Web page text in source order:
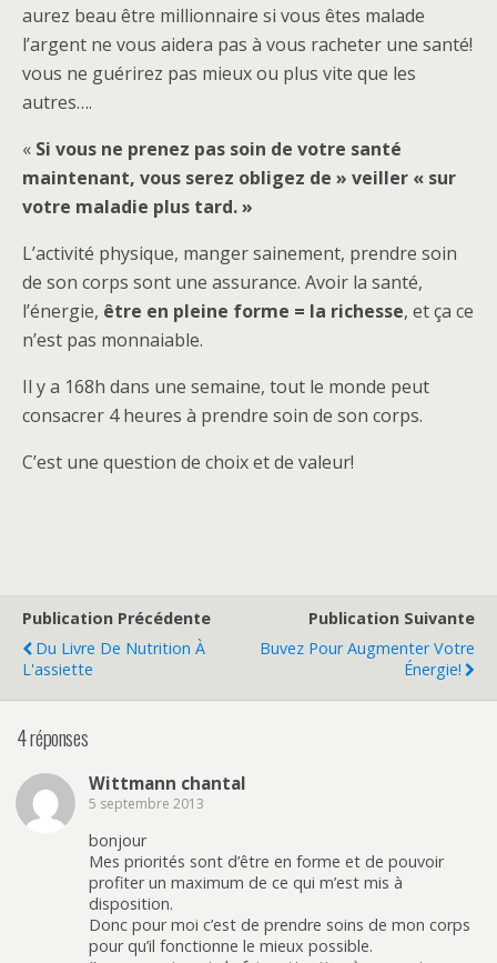
aurez beau être millionnaire si vous êtes malade
l’argent ne vous aidera pas à vous racheter une santé!
vous ne guérirez pas mieux ou plus vite que les
autres….
« Si vous ne prenez pas soin de votre santé
maintenant, vous serez obligez de » veiller « sur
votre maladie plus tard. »
L’activité physique, manger sainement, prendre soin
de son corps sont une assurance. Avoir la santé,
l’énergie, être en pleine forme = la richesse, et ça ce
n’est pas monnaiable.
Il y a 168h dans une semaine, tout le monde peut
consacrer 4 heures à prendre soin de son corps.
C’est une question de choix et de valeur!
Publication Précédente
Du Livre De Nutrition À
L'assiette
Publication Suivante
Buvez Pour Augmenter Votre
Énergie!
4 réponses
Wittmann chantal
5 septembre 2013
bonjour
Mes priorités sont d’être en forme et de pouvoir
profiter un maximum de ce qui m’est mis à
disposition.
Donc pour moi c’est de prendre soins de mon corps
pour qu’il fonctionne le mieux possible.